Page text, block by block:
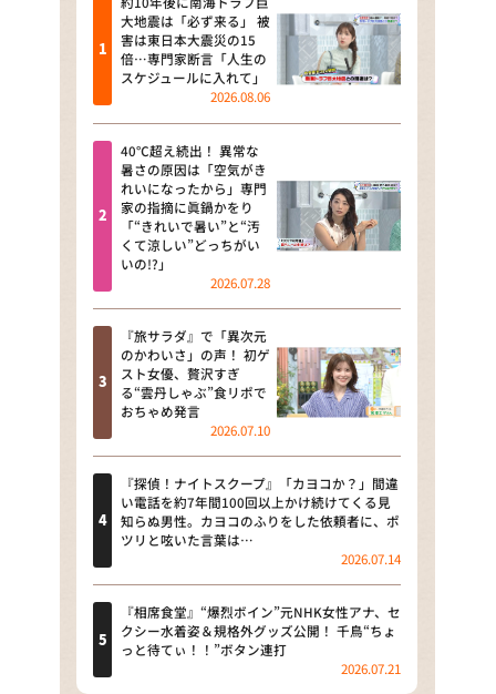
～人生密着トークバラエティ！
～ やすとものいたって真剣です
探偵！ナイトスクープ
news おかえり
河合＆A.B.C-Z塚田×福井アナ
「なんでやねん！？」（news お
かえり）
DAIGOも台所 ～きょうの献立 何
にする？～
本日はダイアンなり！シーズン２
朝だ！生です旅サラダ
教えて！ニュースライブ 正義の
ミカタ
ＬＩＦＥ～夢のカタチ～
新婚さんいらっしゃい！
ポツンと一軒家
ザキ山小屋本館
大地震は「必ず来る」 被
害は東日本大震災の15
倍…専門家断言「人生の
スケジュールに入れて」
2026.08.06
40℃超え続出！ 異常な
暑さの原因は「空気がき
れいになったから」専門
家の指摘に眞鍋かをり
「“きれいで暑い”と“汚
くて涼しい”どっちがい
いの!?」
2026.07.28
『旅サラダ』で「異次元
のかわいさ」の声！ 初ゲ
スト女優、贅沢すぎ
る“雲丹しゃぶ”食リポで
おちゃめ発言
2026.07.10
『探偵！ナイトスクープ』「カヨコか？」間違
い電話を約7年間100回以上かけ続けてくる見
知らぬ男性。カヨコのふりをした依頼者に、ポ
ツリと呟いた言葉は…
2026.07.14
『相席食堂』“爆烈ボイン”元NHK女性アナ、セ
クシー水着姿＆規格外グッズ公開！ 千鳥“ちょ
っと待てぃ！！”ボタン連打
2026.07.21